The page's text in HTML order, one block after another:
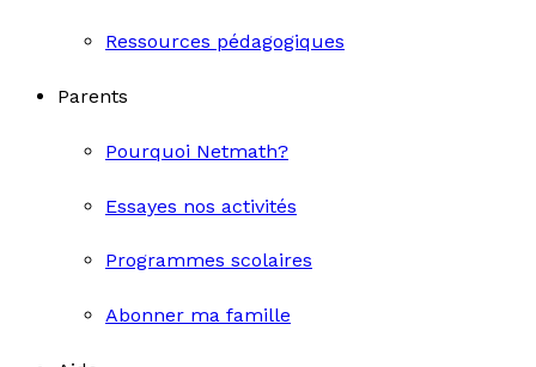
Ressources pédagogiques
Parents
Pourquoi Netmath?
Essayes nos activités
Programmes scolaires
Abonner ma famille